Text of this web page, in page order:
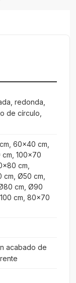
redonda,
de círculo,
60x40 cm,
100x70
cm,
cm, Ø50 cm,
cm, Ø90
cm, 80x70
acabado de